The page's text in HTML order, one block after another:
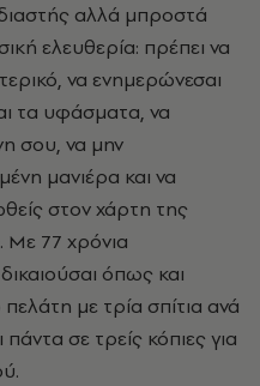
αλλά μπροστά
ελευθερία: πρέπει να
να ενημερώνεσαι
τα υφάσματα, να
σου, να μην
μανιέρα και να
στον χάρτη της
Με 77 χρόνια
όπως και
με τρία σπίτια ανά
σε τρείς κόπιες για